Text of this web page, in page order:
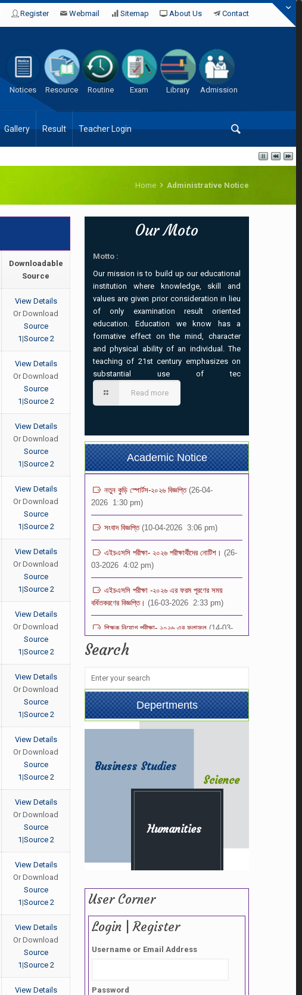
Register Webmail Sitemap About Us Contact
Gallery Result Teacher Login
Notices Resource Routine Exam Library Admission
Home Administrative Notice
Downloadable
Source
View Details
Or Download
Source
1|Source 2
View Details
Or Download
Source
1|Source 2
View Details
Or Download
Source
1|Source 2
View Details
Or Download
Source
1|Source 2
View Details
Or Download
Source
1|Source 2
View Details
Or Download
Source
1|Source 2
View Details
Or Download
Source
1|Source 2
View Details
Or Download
Source
1|Source 2
View Details
Or Download
Source
1|Source 2
View Details
Or Download
Source
1|Source 2
View Details
Or Download
Source
1|Source 2
View Details
Our Moto
Motto :
Our mission is to build up our educational
institution where knowledge, skill and
values are given prior consideration in lieu
of only examination result oriented
education. Education we know has a
formative effect on the mind, character
and physical ability of an individual. The
teaching of 21st century emphasizes on
substantial use of tec
Read more
Academic Notice
ভর্তি বিজ্ঞপ্তি-২০২৬ (৩য়-৯ম) শ্রেনি পর্যন্ত
(02-07-
2026 7:00 pm)
১০ম শ্রেণির অভিভাবক সমাবেশ এর বিজ্ঞপ্তি (04-05-
2026 8:37 am)
নতুন কুড়ি স্পোর্টস-২০২৬ বিজ্ঞপ্তি (26-04-
2026 1:30 pm)
সংবাদ বিজ্ঞপ্তি (10-04-2026 3:06 pm)
এইচএসসি পরীক্ষা- ২০২৬ পরীক্ষার্থীদের নোটিশ।
03-2026 4:02 pm)
এইচএসসি পরীক্ষা -২০২৬ এর ফরম পূরণের সময়
বর্ধিতকরণের বিজ্ঞপ্তি।
শিক্ষক নিয়োগ পরীক্ষা- ২০২৬ এর ফলাফল
(14-03-
2026 11:04 pm)
ভর্তি পরীক্ষার ফলাফল -২০২৬ স্কুল শাখা (১ম-৯ম)
শিক্ষক নিয়োগ বিজ্ঞপ্তি -২০২৬
2026 12:00 pm)
Search
Depertments
Humanities
Business Studies
Science
User Corner
Login | Register
Username or Email Address
Password